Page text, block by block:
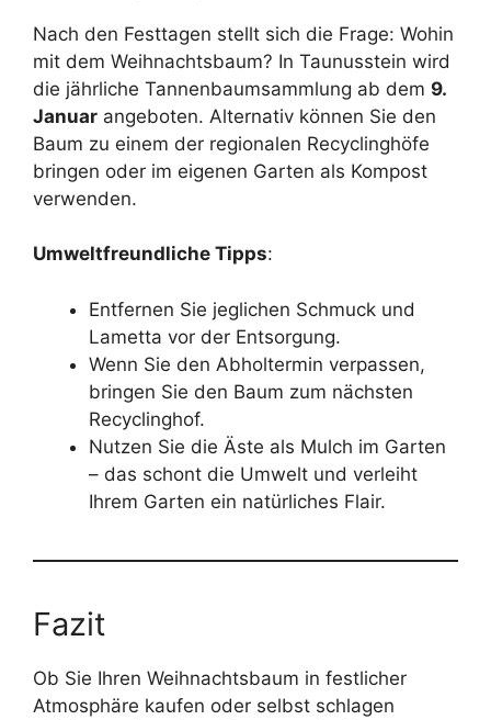
Nach den Festtagen stellt sich die Frage: Wohin
mit dem Weihnachtsbaum? In Taunusstein wird
die jährliche Tannenbaumsammlung ab dem 9.
Januar angeboten. Alternativ können Sie den
Baum zu einem der regionalen Recyclinghöfe
bringen oder im eigenen Garten als Kompost
verwenden.
Umweltfreundliche Tipps:
Entfernen Sie jeglichen Schmuck und
Lametta vor der Entsorgung.
Wenn Sie den Abholtermin verpassen,
bringen Sie den Baum zum nächsten
Recyclinghof.
Nutzen Sie die Äste als Mulch im Garten
– das schont die Umwelt und verleiht
Ihrem Garten ein natürliches Flair.
Fazit
Ob Sie Ihren Weihnachtsbaum in festlicher
Atmosphäre kaufen oder selbst schlagen